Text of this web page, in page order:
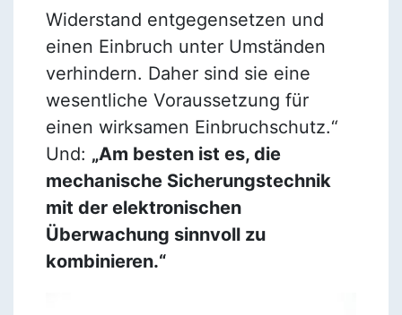
Widerstand entgegensetzen und
einen Einbruch unter Umständen
verhindern. Daher sind sie eine
wesentliche Voraussetzung für
einen wirksamen Einbruchschutz.“
Und: „Am besten ist es, die
mechanische Sicherungstechnik
mit der elektronischen
Überwachung sinnvoll zu
kombinieren.“